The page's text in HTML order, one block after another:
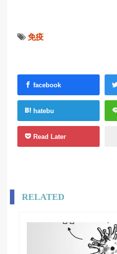
免疫
facebook
hatebu
Read Later
RELATED